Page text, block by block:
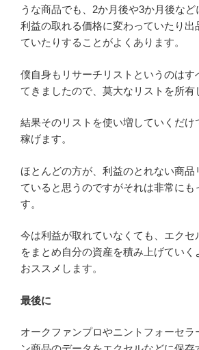
うな商品でも、2か月後や3か月後など
利益の取れる価格に変わっていたり出
ていたりすることがよくあります。
僕自身もリサーチリストというのはす
てきましたので、莫大なリストを所有
結果そのリストを使い増していくだけ
稼げます。
ほとんどの方が、利益のとれない商品
ていると思うのですがそれは非常にも
す。
今は利益が取れていなくても、エク
をまとめ自分の資産を積み上げていく
おススメします。
最後に
オークファンプロやニントフォーセラ